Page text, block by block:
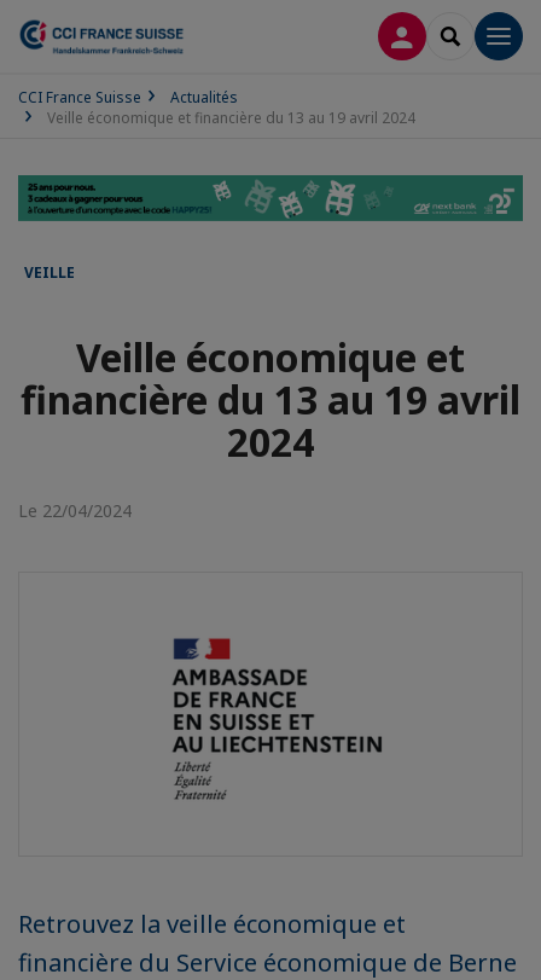
CONNEXION
CCI France Suisse
Actualités
Veille économique et financière du 13 au 19 avril 2024
VEILLE
Veille économique et
financière du 13 au 19 avril
2024
Le 22/04/2024
Retrouvez la veille économique et
financière du Service économique de Berne